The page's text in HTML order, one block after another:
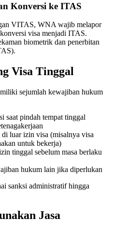
Konversi ke ITAS
VITAS, WNA wajib melapor
visa menjadi ITAS.
biometrik dan penerbitan
Visa Tinggal
sejumlah kewajiban hukum
saat pindah tempat tinggal
luar izin visa (misalnya visa
untuk bekerja)
tinggal sebelum masa berlaku
hukum lain jika diperlukan
sanksi administratif hingga
Jasa